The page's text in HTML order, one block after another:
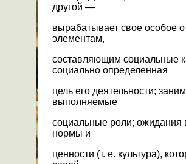
другой —
вырабатывает свое особое
элементам,
составляющим социальные
социально определенная
цель его деятельности;
выполняемые
социальные роли; ожидания
нормы и
ценности (т. е. культура),